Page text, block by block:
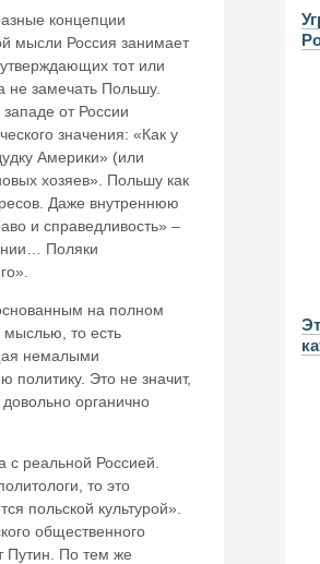
концепции
мысли Россия занимает
тот или
замечать Польшу.
от России
значения: «Как у
Америки» (или
хозяев». Польшу как
Даже внутреннюю
и справедливость» –
Поляки
на полном
мыслью, то есть
немалыми
Это не значит,
органично
реальной Россией.
то это
польской культурой».
общественного
Путин. По тем же